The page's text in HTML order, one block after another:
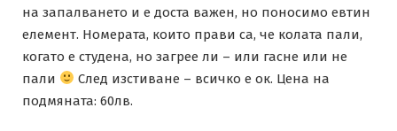
на запалването и е доста важен, но поносимо евтин
елемент. Номерата, които прави са, че колата пали,
когато е студена, но загрее ли – или гасне или не
пали
След изстиване – всичко е ок. Цена на
подмяната: 60лв.